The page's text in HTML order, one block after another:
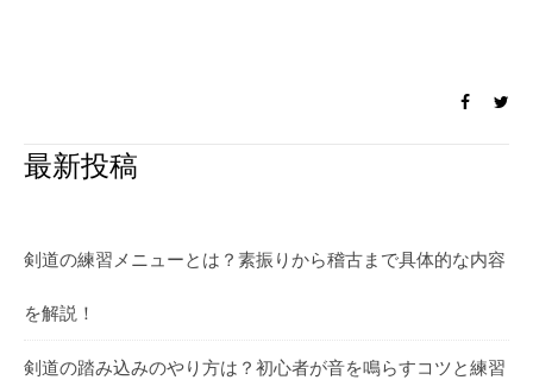
最新投稿
剣道の練習メニューとは？素振りから稽古まで具体的な内容
を解説！
剣道の踏み込みのやり方は？初心者が音を鳴らすコツと練習